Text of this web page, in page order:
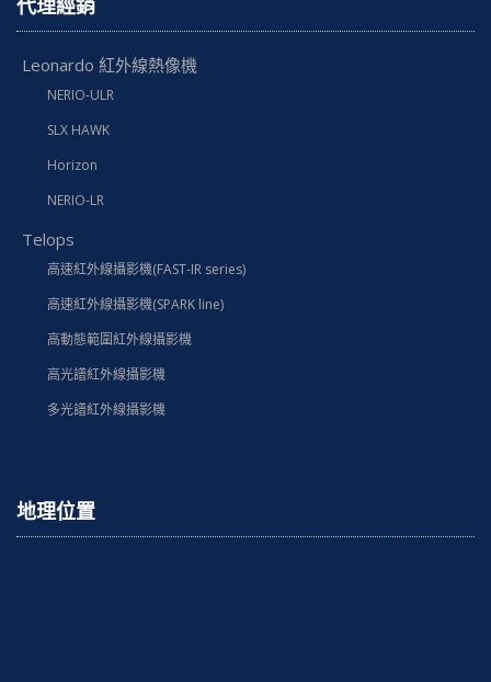
代理經銷
Leonardo 紅外線熱像機
NERIO-ULR
SLX HAWK
Horizon
NERIO-LR
Telops
高速紅外線攝影機(FAST-IR series)
高速紅外線攝影機(SPARK line)
高動態範圍紅外線攝影機
高光譜紅外線攝影機
多光譜紅外線攝影機
地理位置